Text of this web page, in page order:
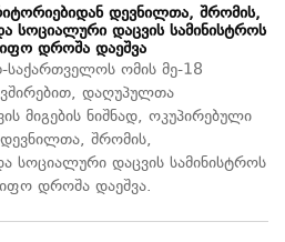
დევნილთა, შრომის,
სოციალური დაცვის სამინისტროს
დროშა დაეშვა
ომის მე-18
დაღუპულთა
მიგების ნიშნად, ოკუპირებული
შრომის,
სოციალური დაცვის სამინისტროს
დროშა დაეშვა.